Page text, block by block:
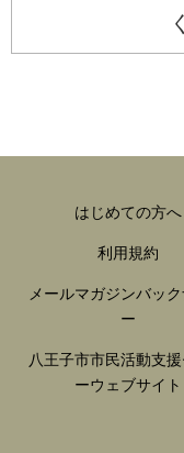
はじめての方へ
利用規約
メールマガジンバッ
ー
八王子市市民活動支
ーウェブサイト